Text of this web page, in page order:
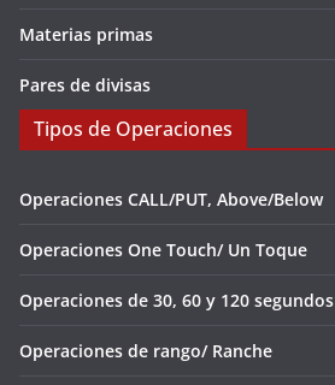
Materias primas
Pares de divisas
Tipos de Operaciones
Operaciones CALL/PUT, Above/Below
Operaciones One Touch/ Un Toque
Operaciones de 30, 60 y 120 segundos
Operaciones de rango/ Ranche